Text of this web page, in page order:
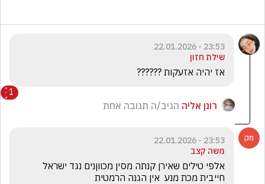
23:53 - 22.01.2026
שילת חזון
אז יהיה אזעקות ??????
1
רונן אליה הגיב/ה תגובה אחת
23:53 - 22.01.2026
משה קצב
חייבית מכת מנע  אין הגנה הרמטית